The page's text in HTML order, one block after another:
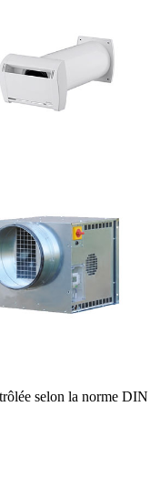
selon la norme DIN